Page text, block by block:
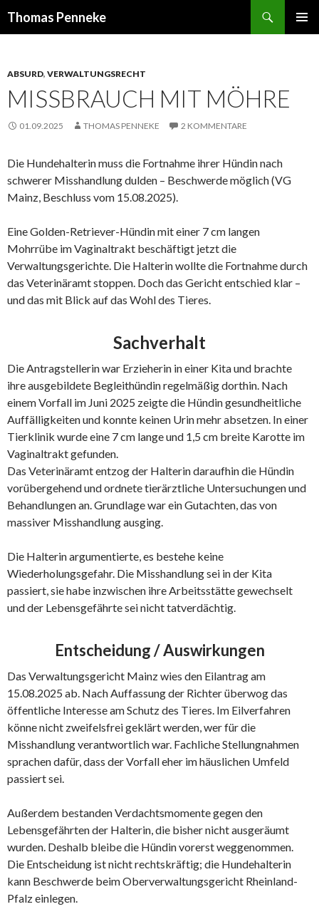
Thomas Penneke
ABSURD, VERWALTUNGSRECHT
MISSBRAUCH MIT MÖHRE
01.09.2025 THOMAS PENNEKE 2 KOMMENTARE
Die Hundehalterin muss die Fortnahme ihrer Hündin nach
schwerer Misshandlung dulden – Beschwerde möglich (VG
Mainz, Beschluss vom 15.08.2025).
Eine Golden-Retriever-Hündin mit einer 7 cm langen
Mohrrübe im Vaginaltrakt beschäftigt jetzt die
Verwaltungsgerichte. Die Halterin wollte die Fortnahme durch
das Veterinäramt stoppen. Doch das Gericht entschied klar –
und das mit Blick auf das Wohl des Tieres.
Sachverhalt
Die Antragstellerin war Erzieherin in einer Kita und brachte
ihre ausgebildete Begleithündin regelmäßig dorthin. Nach
einem Vorfall im Juni 2025 zeigte die Hündin gesundheitliche
Auffälligkeiten und konnte keinen Urin mehr absetzen. In einer
Tierklinik wurde eine 7 cm lange und 1,5 cm breite Karotte im
Vaginaltrakt gefunden.
Das Veterinäramt entzog der Halterin daraufhin die Hündin
vorübergehend und ordnete tierärztliche Untersuchungen und
Behandlungen an. Grundlage war ein Gutachten, das von
massiver Misshandlung ausging.
Die Halterin argumentierte, es bestehe keine
Wiederholungsgefahr. Die Misshandlung sei in der Kita
passiert, sie habe inzwischen ihre Arbeitsstätte gewechselt
und der Lebensgefährte sei nicht tatverdächtig.
Entscheidung / Auswirkungen
Das Verwaltungsgericht Mainz wies den Eilantrag am
15.08.2025 ab. Nach Auffassung der Richter überwog das
öffentliche Interesse am Schutz des Tieres. Im Eilverfahren
könne nicht zweifelsfrei geklärt werden, wer für die
Misshandlung verantwortlich war. Fachliche Stellungnahmen
sprachen dafür, dass der Vorfall eher im häuslichen Umfeld
passiert sei.
Außerdem bestanden Verdachtsmomente gegen den
Lebensgefährten der Halterin, die bisher nicht ausgeräumt
wurden. Deshalb bleibe die Hündin vorerst weggenommen.
Die Entscheidung ist nicht rechtskräftig; die Hundehalterin
kann Beschwerde beim Oberverwaltungsgericht Rheinland-
Pfalz einlegen.